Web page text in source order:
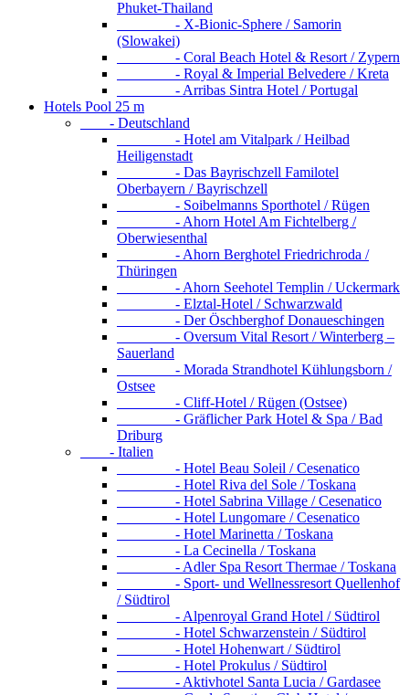
Phuket-Thailand
- X-Bionic-Sphere / Samorin
(Slowakei)
- Coral Beach Hotel & Resort / Zypern
- Royal & Imperial Belvedere / Kreta
- Arribas Sintra Hotel / Portugal
Hotels Pool 25 m
- Deutschland
- Hotel am Vitalpark / Heilbad
Heiligenstadt
- Das Bayrischzell Familotel
Oberbayern / Bayrischzell
- Soibelmanns Sporthotel / Rügen
- Ahorn Hotel Am Fichtelberg /
Oberwiesenthal
- Ahorn Berghotel Friedrichroda /
Thüringen
- Ahorn Seehotel Templin / Uckermark
- Elztal-Hotel / Schwarzwald
- Der Öschberghof Donaueschingen
- Oversum Vital Resort / Winterberg –
Sauerland
- Morada Strandhotel Kühlungsborn /
Ostsee
- Cliff-Hotel / Rügen (Ostsee)
- Gräflicher Park Hotel & Spa / Bad
Driburg
- Italien
- Hotel Beau Soleil / Cesenatico
- Hotel Riva del Sole / Toskana
- Hotel Sabrina Village / Cesenatico
- Hotel Lungomare / Cesenatico
- Hotel Marinetta / Toskana
- La Cecinella / Toskana
- Adler Spa Resort Thermae / Toskana
- Sport- und Wellnessresort Quellenhof
/ Südtirol
- Alpenroyal Grand Hotel / Südtirol
- Hotel Schwarzenstein / Südtirol
- Hotel Hohenwart / Südtirol
- Hotel Prokulus / Südtirol
- Aktivhotel Santa Lucia / Gardasee